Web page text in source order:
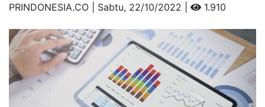
PRINDONESIA.CO | Sabtu, 22/10/2022 | 1.910